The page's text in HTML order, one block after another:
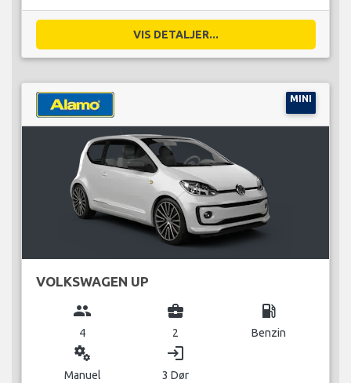
VIS DETALJER...
MINI
VOLKSWAGEN UP
group
4
business_center
2
local_gas_station
Benzin
miscellaneous_services
Manuel
login
3 Dør